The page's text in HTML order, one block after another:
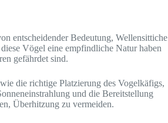
entscheidender Bedeutung, Wellensittiche
Vögel eine empfindliche Natur haben
gefährdet sind.
die richtige Platzierung des Vogelkäfigs,
und die Bereitstellung
Überhitzung zu vermeiden.